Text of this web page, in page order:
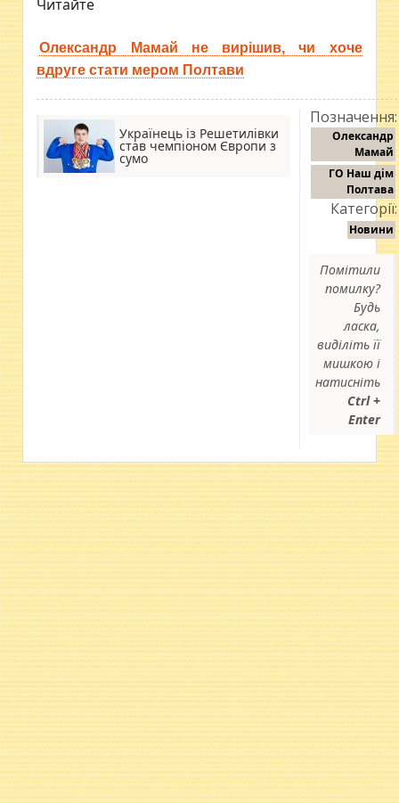
Читайте
Олександр Мамай не вирішив, чи хоче
вдруге стати мером Полтави
Українець із Решетилівки
став чемпіоном Європи з
сумо
Позначення:
Олександр
Мамай
ГО Наш дім
Полтава
Категорії:
Новини
Помітили
помилку?
Будь
ласка,
виділіть її
мишкою і
натисніть
Ctrl +
Enter